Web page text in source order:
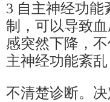
3 自主神经功
制，可以导致
感突然下降，
主神经功能紊
不清楚诊断。